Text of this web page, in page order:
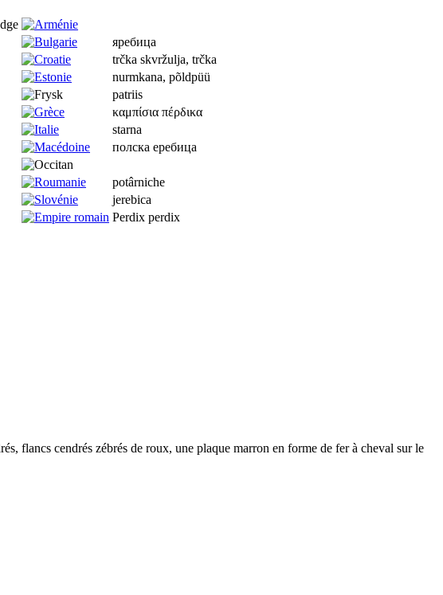
яребица
trčka skvržulja, trčka
nurmkana, põldpüü
patriis
καμπίσια πέρδικα
starna
полска еребица
potârniche
jerebica
Perdix perdix
flancs cendrés zébrés de roux, une plaque marron en forme de fer à cheval sur le